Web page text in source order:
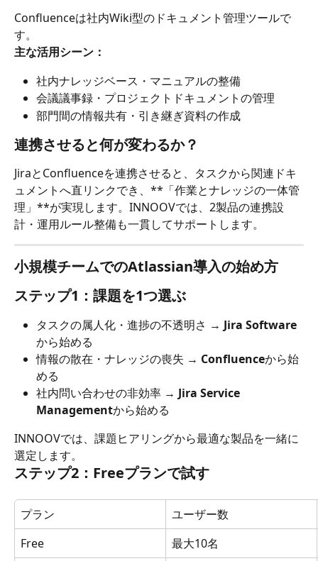
Confluenceは社内Wiki型のドキュメント管理ツールで
す。
主な活用シーン：
社内ナレッジベース・マニュアルの整備
会議議事録・プロジェクトドキュメントの管理
部門間の情報共有・引き継ぎ資料の作成
連携させると何が変わるか？
JiraとConfluenceを連携させると、タスクから関連ドキ
ュメントへ直リンクでき、**「作業とナレッジの一体管
理」**が実現します。INNOOVでは、2製品の連携設
計・運用ルール整備も一貫してサポートします。
小規模チームでのAtlassian導入の始め方
ステップ1：課題を1つ選ぶ
タスクの属人化・進捗の不透明さ → Jira Software
から始める
情報の散在・ナレッジの喪失 → Confluenceから始
める
社内問い合わせの非効率 → Jira Service
Managementから始める
INNOOVでは、課題ヒアリングから最適な製品を一緒に
選定します。
ステップ2：Freeプランで試す
プラン
ユーザー数
Free
最大10名